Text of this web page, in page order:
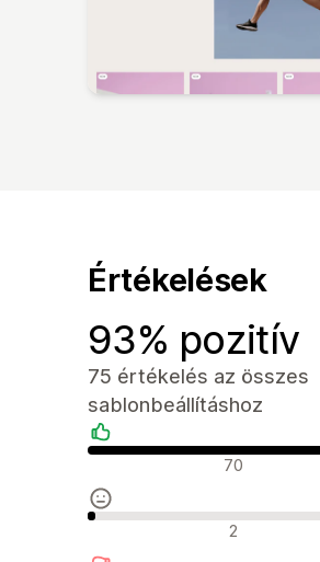
Értékelések
93% pozitív
75 értékelés az összes
sablonbeállításhoz
Pozitív értékelések
70
Semleges értékelések
2